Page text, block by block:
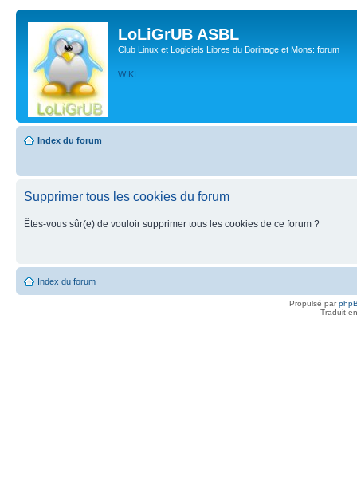
LoLiGrUB ASBL
Club Linux et Logiciels Libres du Borinage et Mons: forum
WIKI
Index du forum
Supprimer tous les cookies du forum
Êtes-vous sûr(e) de vouloir supprimer tous les cookies de ce forum ?
Index du forum
Propulsé par
Traduit